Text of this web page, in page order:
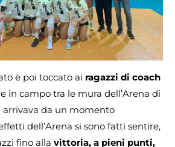
è poi toccato ai ragazzi di coach
in campo tra le mura dell’Arena di
arrivava da un momento
dell’Arena si sono fatti sentire,
fino alla vittoria, a pieni punti,